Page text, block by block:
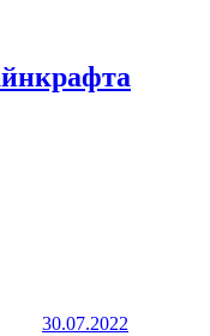
30.07.2022